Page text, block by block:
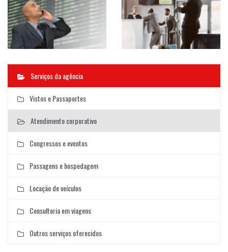
Serviços da agência
Vistos e Passaportes
Atendimento corporativo
Congressos e eventos
Passagens e hospedagem
Locação de veículos
Consultoria em viagens
Outros serviços oferecidos